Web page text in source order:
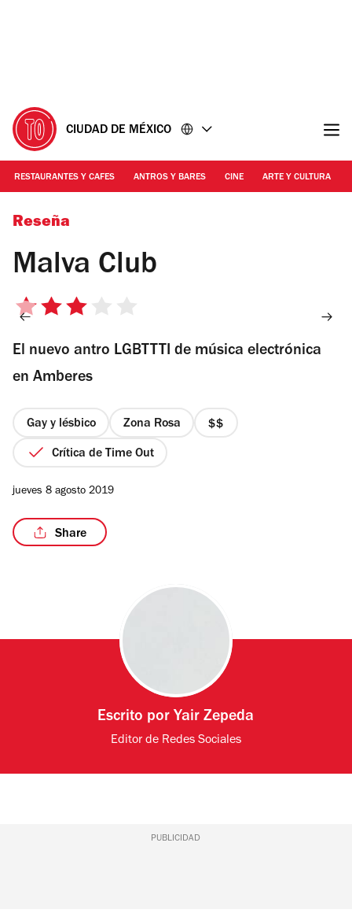
CIUDAD DE MÉXICO
RESTAURANTES Y CAFES ANTROS Y BARES CINE ARTE Y CULTURA
Foto: Alejandra Carbajal
Reseña
Malva Club
3
5
estrellas
El nuevo antro LGBTTTI de música electrónica
en Amberes
Gay y lésbico Zona Rosa
precio
Crítica de Time Out
jueves 8 agosto 2019
Share
Escrito por Yair Zepeda
Editor de Redes Sociales
PUBLICIDAD